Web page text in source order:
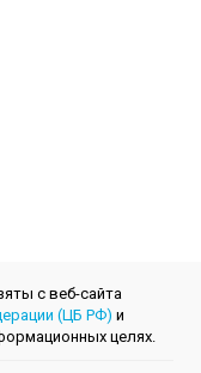
с веб-сайта
(ЦБ РФ) и
целях.